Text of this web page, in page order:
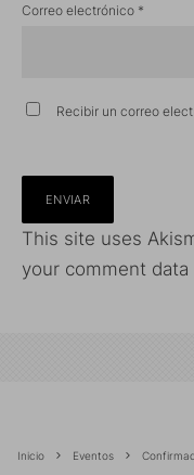
Correo electrónico *
Recibir un correo
This site uses
your comment
Inicio Eventos